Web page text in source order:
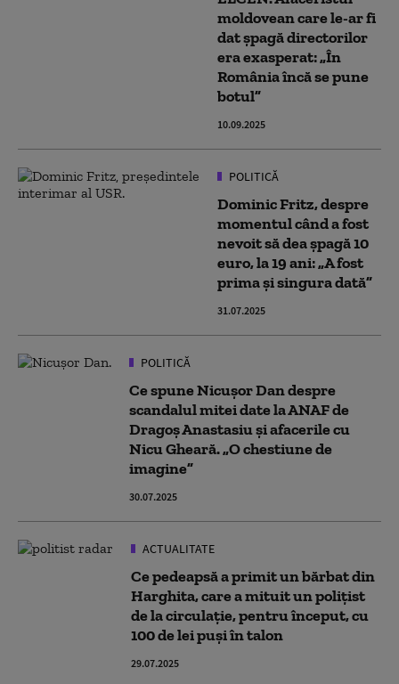
moldovean care le-ar fi
dat șpagă directorilor
era exasperat: „În
România încă se pune
botul”
10.09.2025
POLITICĂ
Dominic Fritz, despre
momentul când a fost
nevoit să dea șpagă 10
euro, la 19 ani: „A fost
prima și singura dată”
31.07.2025
POLITICĂ
Ce spune Nicușor Dan despre
scandalul mitei date la ANAF de
Dragoș Anastasiu și afacerile cu
Nicu Gheară. „O chestiune de
imagine”
30.07.2025
ACTUALITATE
Ce pedeapsă a primit un bărbat din
Harghita, care a mituit un polițist
de la circulație, pentru început, cu
100 de lei puși în talon
29.07.2025